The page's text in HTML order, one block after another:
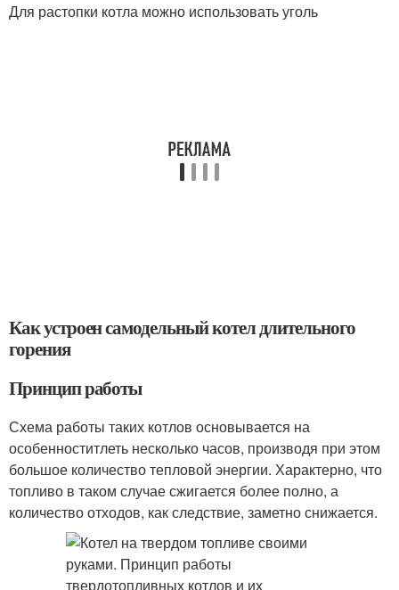
Для растопки котла можно использовать уголь
Как устроен самодельный котел длительного
горения
Принцип работы
Схема работы таких котлов основывается на
особенноститлеть несколько часов, производя при этом
большое количество тепловой энергии. Характерно, что
топливо в таком случае сжигается более полно, а
количество отходов, как следствие, заметно снижается.